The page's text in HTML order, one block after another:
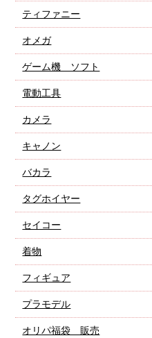
ティファニー
オメガ
ゲーム機 ソフト
電動工具
カメラ
キャノン
バカラ
タグホイヤー
セイコー
着物
フィギュア
プラモデル
オリパ福袋 販売